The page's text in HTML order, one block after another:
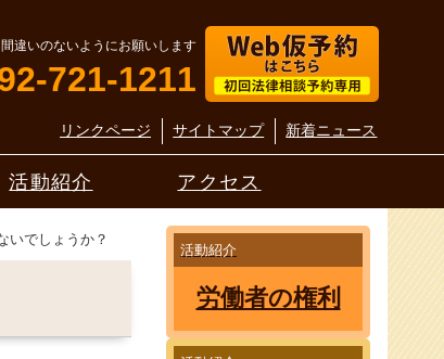
違いのないようにお願いします
721-1211
リンクページ サイトマップ 新着ニュース
活動紹介 アクセス
いでしょうか？
活動紹介
労働者の権利